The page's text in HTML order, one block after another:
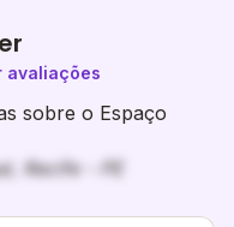
avaliações
sobre o Espaço
Recife - PE